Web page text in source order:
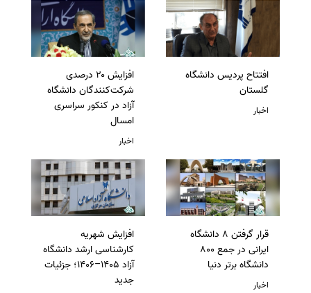
افتتاح پردیس دانشگاه
گلستان
اخبار
افزایش ۲۰ درصدی
شرکت‌کنندگان دانشگاه
آزاد در کنکور سراسری
امسال
اخبار
قرار گرفتن 8 دانشگاه
ایرانی در جمع 800
دانشگاه برتر دنیا
اخبار
افزایش شهریه
کارشناسی ارشد دانشگاه
آزاد 1405–1406؛ جزئیات
جدید